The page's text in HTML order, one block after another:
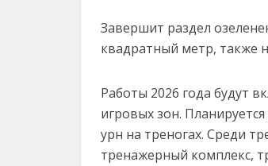
Завершит раздел
квадратный метр, также
Работы 2026 года будут
игровых зон.
урн на треногах. Среди
тренажерный комплекс,